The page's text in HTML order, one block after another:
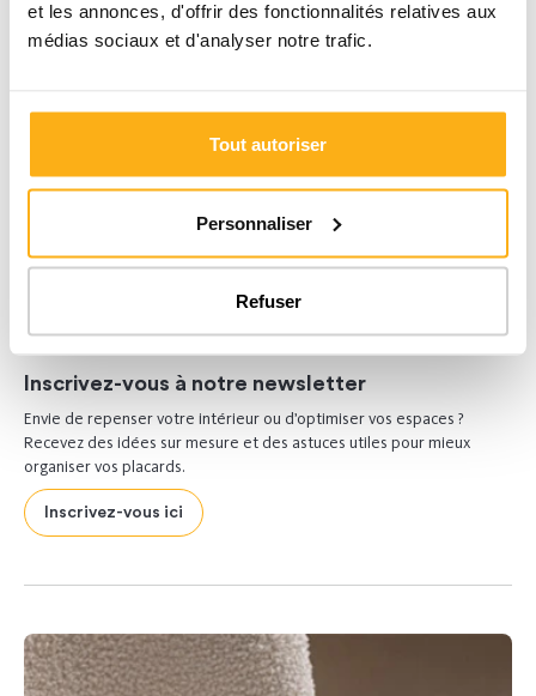
et les annonces, d'offrir des fonctionnalités relatives aux
médias sociaux et d'analyser notre trafic.
Tout autoriser
Personnaliser
Refuser
Inscrivez-vous à notre newsletter
Envie de repenser votre intérieur ou d’optimiser vos espaces ?
Recevez des idées sur mesure et des astuces utiles pour mieux
organiser vos placards.
Inscrivez-vous ici